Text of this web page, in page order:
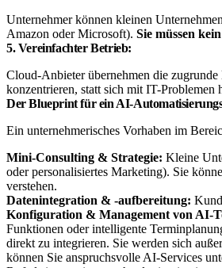
Unternehmer können kleinen
Amazon oder Microsoft). Sie müssen
5. Vereinfachter Betrieb:
Cloud-Anbieter übernehmen die
konzentrieren, statt sich mit IT-Problemen
Der Blueprint für ein AI-
Ein unternehmerisches Vorhaben im
Mini-Consulting & Strategie: Kleine
oder personalisiertes Marketing). Sie
verstehen.
Datenintegration & -aufbereitung:
Konfiguration & Management von AI-
Funktionen oder intelligente
direkt zu integrieren. Sie werden sich
können Sie anspruchsvolle AI-Services